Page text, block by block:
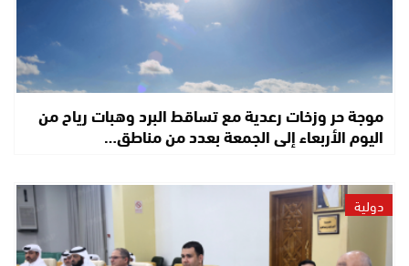
موجة حر وزخات رعدية مع تساقط البرد وهبات رياح من
اليوم الأربعاء إلى الجمعة بعدد من مناطق…
دولية